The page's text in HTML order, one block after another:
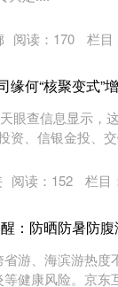
阅读： 170 栏目
何“核聚变式”
眼查信息显示，
资、信银金投、
阅读： 152 栏目
：防晒防暑防
游、海滨游热度
健康风险。京东